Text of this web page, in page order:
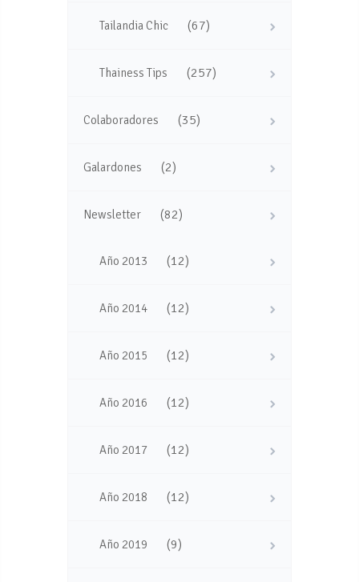
Tailandia Chic (67)
Thainess Tips (257)
Colaboradores (35)
Galardones (2)
Newsletter (82)
Año 2013 (12)
Año 2014 (12)
Año 2015 (12)
Año 2016 (12)
Año 2017 (12)
Año 2018 (12)
Año 2019 (9)